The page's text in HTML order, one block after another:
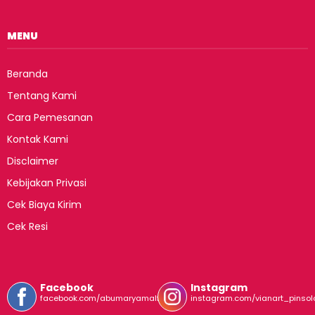
MENU
Beranda
Tentang Kami
Cara Pemesanan
Kontak Kami
Disclaimer
Kebijakan Privasi
Cek Biaya Kirim
Cek Resi
Facebook
facebook.com/abumaryamalfirdaus
Instagram
instagram.com/